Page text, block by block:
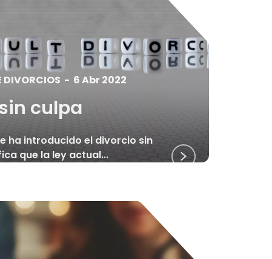
DIVORCIOS - 6 Abr 2022
culpa
ha introducido el divorcio sin
que la ley actual...